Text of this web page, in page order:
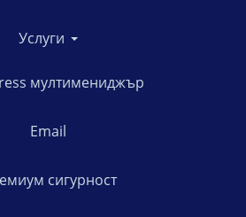
Услуги
мултимениджър
Email
сигурност